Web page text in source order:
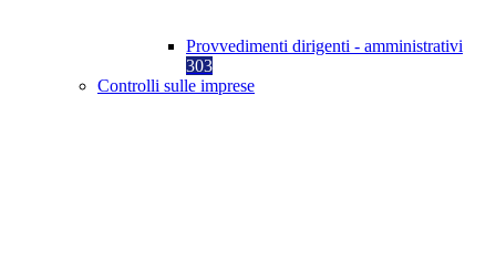
Provvedimenti dirigenti - amministrativi
303
Controlli sulle imprese